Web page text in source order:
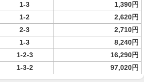
1-3
1,390円
1-2
2,620円
2-3
2,710円
1-3
8,240円
1-2-3
16,290円
1-3-2 97,020円